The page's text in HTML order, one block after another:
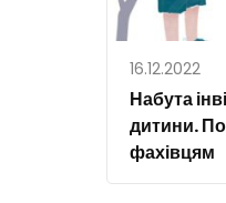
16.12.2022
Набута
дитини.
фахівцям